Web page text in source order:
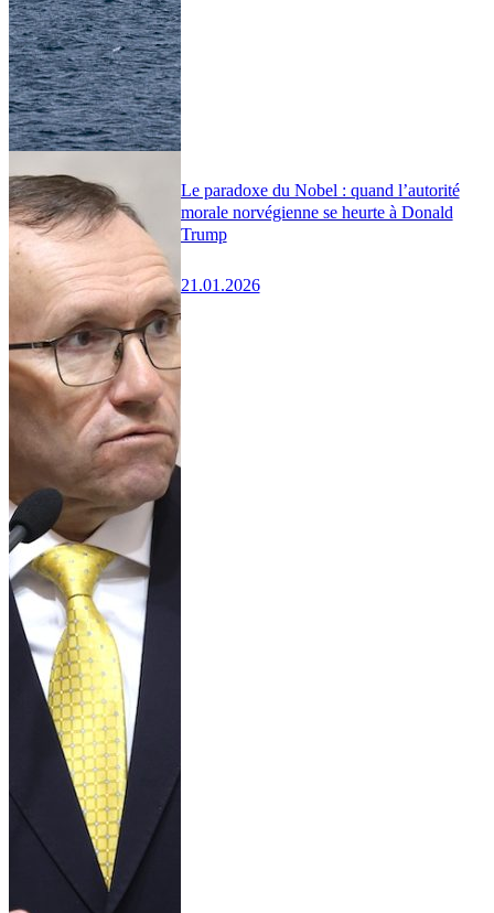
Le paradoxe du Nobel : quand l’autorité
morale norvégienne se heurte à Donald
Trump
21.01.2026